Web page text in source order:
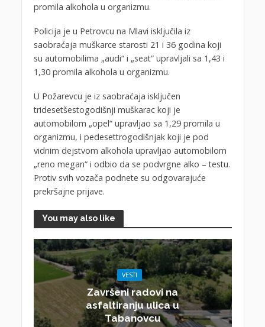
promila alkohola u organizmu.
Policija je u Petrovcu na Mlavi isključila iz
saobraćaja muškarce starosti 21 i 36 godina koji
su automobilima „audi“ i „seat“ upravljali sa 1,43 i
1,30 promila alkohola u organizmu.
U Požarevcu je iz saobraćaja isključen
tridesetšestogodišnji muškarac koji je
automobilom „opel“ upravljao sa 1,29 promila u
organizmu, i pedesettrogodišnjak koji je pod
vidnim dejstvom alkohola upravljao automobilom
„reno megan“ i odbio da se podvrgne alko – testu.
Protiv svih vozača podnete su odgovarajuće
prekršajne prijave.
You may also like
VESTI
Završeni radovi na
asfaltiranju ulica u
Tabanovcu